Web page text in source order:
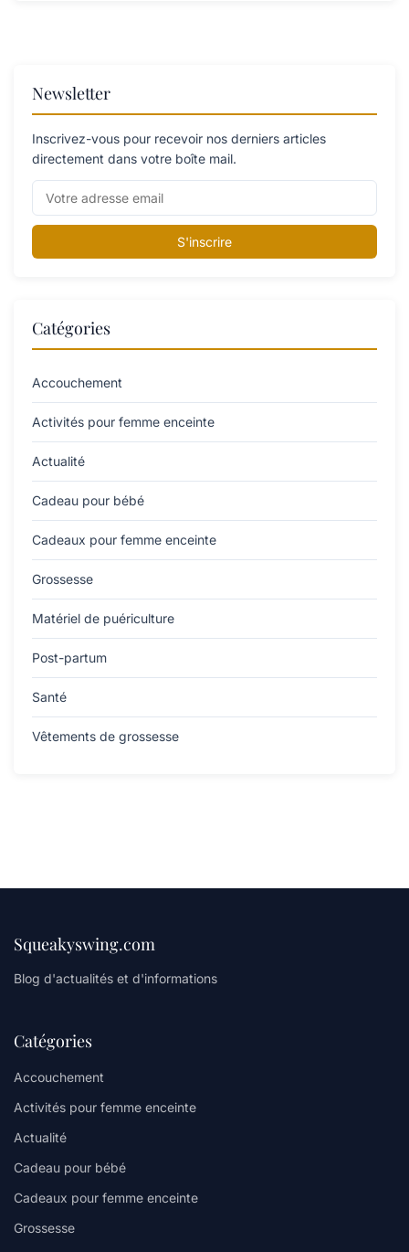
Newsletter
Inscrivez-vous pour recevoir nos derniers articles
directement dans votre boîte mail.
S'inscrire
Catégories
Accouchement
Activités pour femme enceinte
Actualité
Cadeau pour bébé
Cadeaux pour femme enceinte
Grossesse
Matériel de puériculture
Post-partum
Santé
Vêtements de grossesse
Squeakyswing.com
Blog d'actualités et d'informations
Catégories
Accouchement
Activités pour femme enceinte
Actualité
Cadeau pour bébé
Cadeaux pour femme enceinte
Grossesse